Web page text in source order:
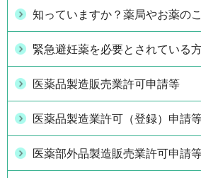
知っていますか？薬局やお薬の
緊急避妊薬を必要とされている
医薬品製造販売業許可申請等
医薬品製造業許可（登録）申請
医薬部外品製造販売業許可申請